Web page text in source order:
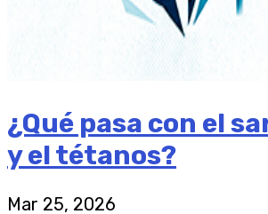
¿Qué pasa con el
y el tétanos?
Mar 25, 2026